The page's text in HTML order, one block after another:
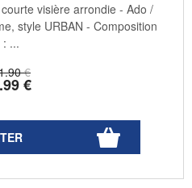
.90 €
.99€
visière arrondie - Ado /
style URBAN - Composition
: ...